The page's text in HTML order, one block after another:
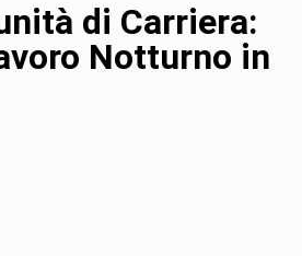
di Carriera:
Notturno in